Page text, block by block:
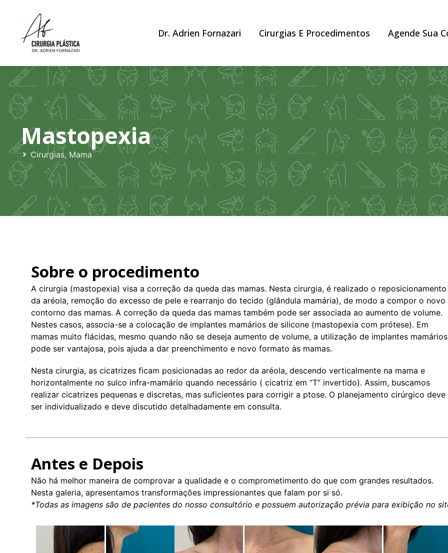
Dr. Adrien Fornazari Cirurgias E Procedimentos Agende Sua
Mastopexia
Cirurgias, Mama
Sobre o procedimento
A cirurgia (mastopexia) visa a correção da queda das mamas. Nesta cirurgia, é realizado o reposicionamento
da aréola, remoção do excesso de pele e rearranjo do tecido (glândula mamária), de modo a compor o novo
contorno das mamas. A correção da queda das mamas também pode ser associada ao aumento de volume.
Nestes casos, associa-se a colocação de implantes mamários de silicone (mastopexia com prótese). Em
mamas muito flácidas, mesmo quando não se deseja aumento de volume, a utilização de implantes mamários
pode ser vantajosa, pois ajuda a dar preenchimento e novo formato às mamas.
Nesta cirurgia, as cicatrizes ficam posicionadas ao redor da aréola, descendo verticalmente na mama e
horizontalmente no sulco infra-mamário quando necessário ( cicatriz em “T” invertido). Assim, buscamos
realizar cicatrizes pequenas e discretas, mas suficientes para corrigir a ptose. O planejamento cirúrgico deve
ser individualizado e deve discutido detalhadamente em consulta.
Antes e Depois
Não há melhor maneira de comprovar a qualidade e o comprometimento do que com grandes resultados.
Nesta galeria, apresentamos transformações impressionantes que falam por si só.
*Todas as imagens são de pacientes do nosso consultório e possuem autorização prévia para exibição no